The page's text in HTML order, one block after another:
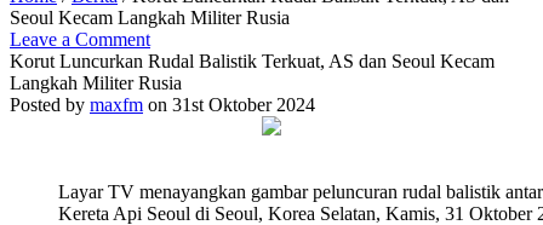
Seoul Kecam Langkah Militer Rusia
Leave a Comment
Korut Luncurkan Rudal Balistik Terkuat, AS dan Seoul Kecam
Langkah Militer Rusia
Posted by maxfm on 31st Oktober 2024
Layar TV menayangkan gambar peluncuran rudal balistik
Kereta Api Seoul di Seoul, Korea Selatan, Kamis, 31 Oktober